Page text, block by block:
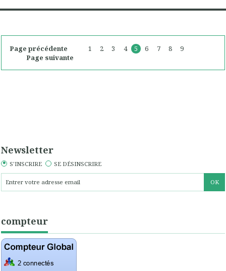
Page précédente 1 2 3 4 5 6 7 8
9
Page suivante
Newsletter
S'INSCRIRE SE DÉSINSCRIRE
compteur